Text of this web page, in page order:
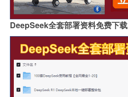
DeepSeek全套部署资料免费下载